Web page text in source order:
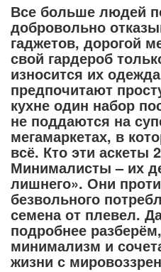
Все больше людей
добровольно
гаджетов, дорогой
свой гардероб
износится их
предпочитают
кухне один набор
не поддаются на
мегамаркетах, в
всё. Кто эти аскеты
Минималисты – их
лишнего». Они
безвольного
семена от плевел.
подробнее
минимализм и
жизни с